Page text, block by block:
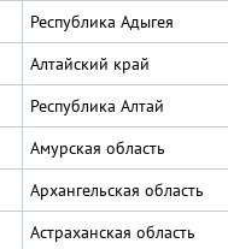
Республика Адыгея
Алтайский край
Республика Алтай
Амурская область
Архангельская область
Астраханская область